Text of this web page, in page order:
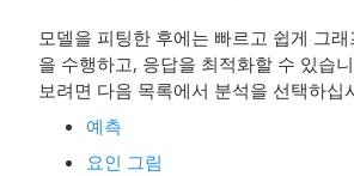
모델을 피팅한 후에는 빠르고 쉽게 그
을 수행하고, 응답을 최적화할 수 있습
보려면 다음 목록에서 분석을 선택하십
예측
요인 그림